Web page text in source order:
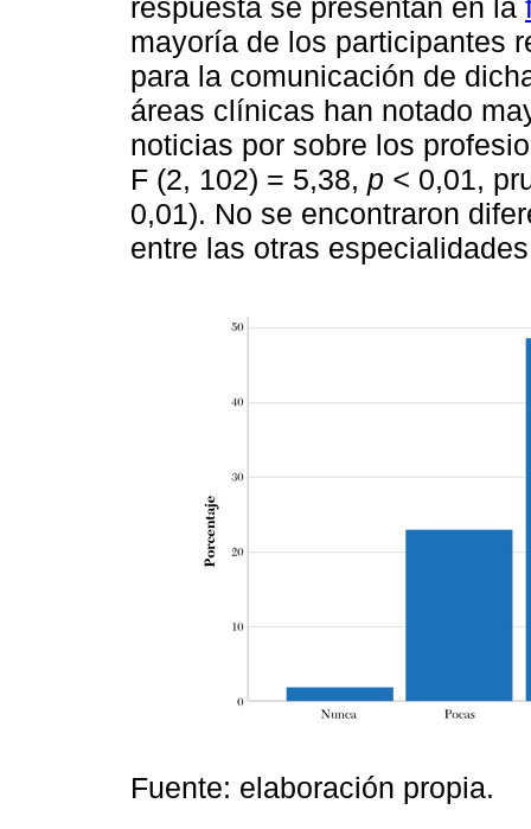
respuesta se presentan en la
mayoría de los participantes
para la comunicación de
áreas clínicas han notado
noticias por sobre los
F (2, 102) = 5,38, p < 0,01,
0,01). No se encontraron
entre las otras
Fuente: elaboración propia.